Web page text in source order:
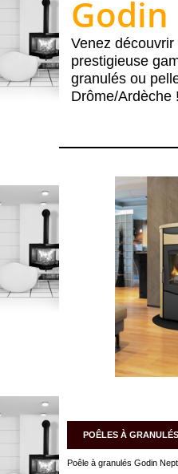
Godin
Venez découvrir
prestigieuse
granulés ou
Drôme/Ardèche !
POÊLES À
Poêle à granulés Godin